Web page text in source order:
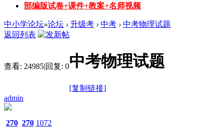
部编版试卷+课件+教案+名师视频
中小学论坛»论坛 › 升级考 › 中考 › 中考物理试题
返回列表
查看: 24985|回复: 0中考物理试题
[复制链接]
admin
270 270 1072